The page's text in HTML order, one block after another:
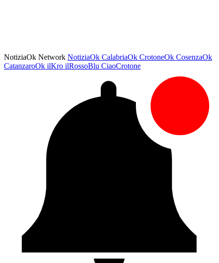
NotiziaOk Network NotiziaOk CalabriaOk CrotoneOk CosenzaOk
CatanzaroOk ilKro ilRossoBlu CiaoCrotone